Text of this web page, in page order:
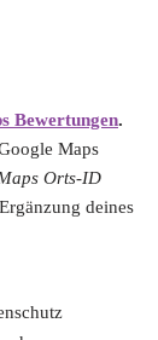
Bewertungen.
Maps
Orts-ID
deines